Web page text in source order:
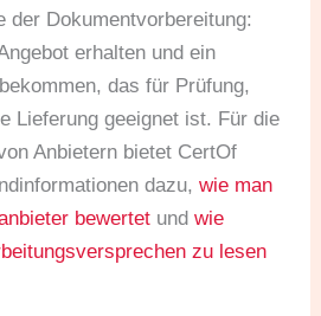
der Dokumentvorbereitung:
erhalten und ein
das für Prüfung,
Lieferung geeignet ist. Für die
Anbietern bietet CertOf
dazu,wie man
bewertet undwie
zu lesen